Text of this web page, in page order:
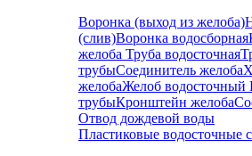
Воронка (выход из желоба)
(слив)Воронка водосборная
желоба Труба водосточная
трубыСоединитель желоба
желобаЖелоб водосточный
трубыКронштейн желоба
Отвод дождевой воды
Пластиковые водосточные